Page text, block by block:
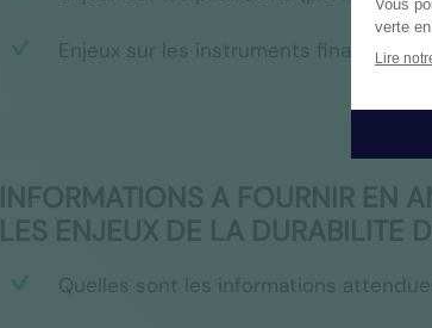
Enjeux sur les instruments financiers
INFORMATIONS A FOURNIR EN
LES ENJEUX DE LA DURABILITE
Quelles sont les informations